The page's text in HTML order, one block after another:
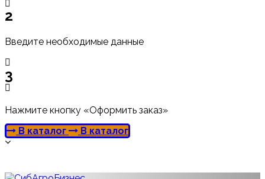
2
Введите необходимые данные
3
Нажмите кнопку «Оформить заказ»
В каталог
В каталог